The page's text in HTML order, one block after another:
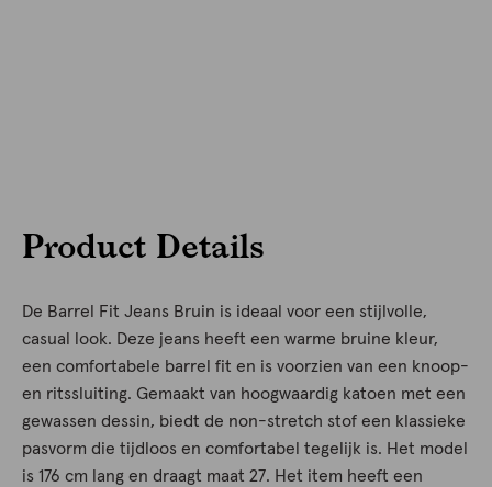
Product Details
De Barrel Fit Jeans Bruin is ideaal voor een stijlvolle,
casual look. Deze jeans heeft een warme bruine kleur,
een comfortabele barrel fit en is voorzien van een knoop-
en ritssluiting. Gemaakt van hoogwaardig katoen met een
gewassen dessin, biedt de non-stretch stof een klassieke
pasvorm die tijdloos en comfortabel tegelijk is. Het model
is 176 cm lang en draagt maat 27. Het item heeft een